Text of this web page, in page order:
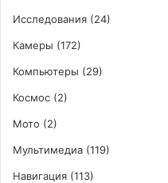
Исследования (24)
Камеры (172)
Компьютеры (29)
Космос (2)
Мото (2)
Мультимедиа (119)
Навигация (113)